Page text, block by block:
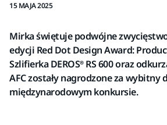
15 MAJA 2025
Mirka świętuje podwójne
edycji Red Dot Design Award:
Szlifierka DEROS® RS 600 oraz
AFC zostały nagrodzone za wybitny
międzynarodowym konkursie.